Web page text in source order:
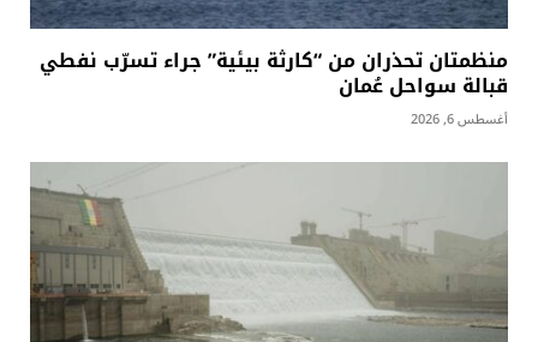
منظمتان تحذران من “كارثة بيئية” جراء تسرّب نفطي
قبالة سواحل عُمان
أغسطس 6, 2026